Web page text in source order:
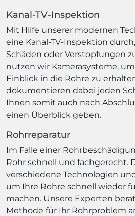
Kanal-TV-Inspektion
Mit Hilfe unserer modernen
eine Kanal-TV-Inspektion
Schäden oder Verstopfungen
nutzen wir Kamerasysteme,
Einblick in die Rohre zu
dokumentieren dabei jeden
Ihnen somit auch nach
einen Überblick geben.
Rohrreparatur
Im Falle einer
Rohr schnell und fachgerecht.
verschiedene Technologien
um Ihre Rohre schnell wieder
machen. Unsere Experten
Methode für Ihr Rohrproblem